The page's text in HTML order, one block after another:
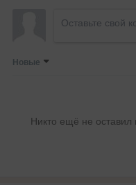
Новые
Никто ещё не оставил